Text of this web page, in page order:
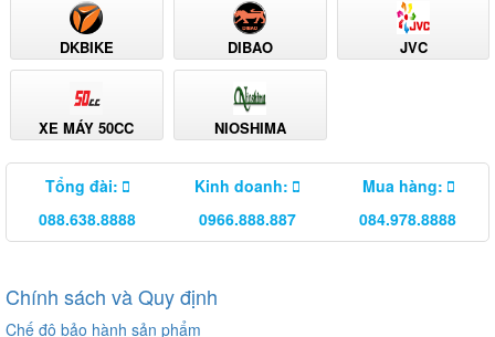
DKBIKE DIBAO JVC
XE MÁY 50CC NIOSHIMA
Tổng đài:
088.638.8888
Kinh doanh:
0966.888.887
Mua hàng:
084.978.8888
Chính sách và Quy định
Chế độ bảo hành sản phẩm